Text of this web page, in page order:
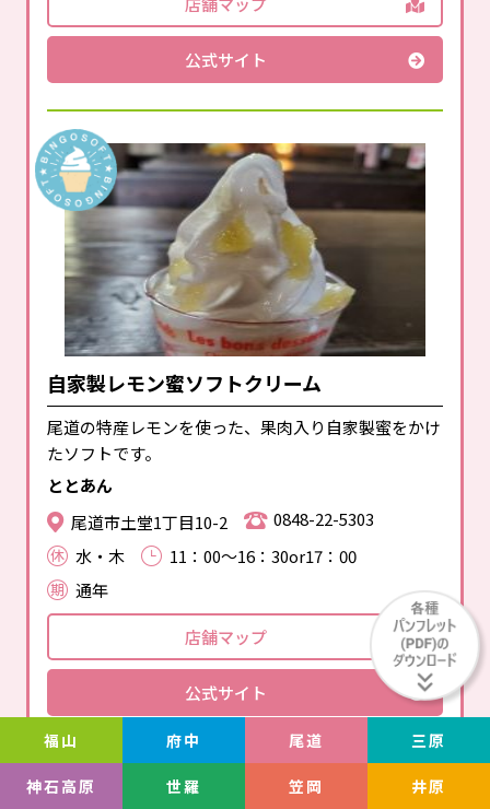
公式サイト
自家製レモン蜜ソフトクリーム
尾道の特産レモンを使った、果肉入り自家製蜜をかけ
たソフトです。
ととあん
尾道市土堂1丁目10-2
0848-22-5303
水・木
11：00～16：30or17：00
通年
店舗マップ
公式サイト
福山 府中 尾道 三原
神石高原 世羅 笠岡 井原